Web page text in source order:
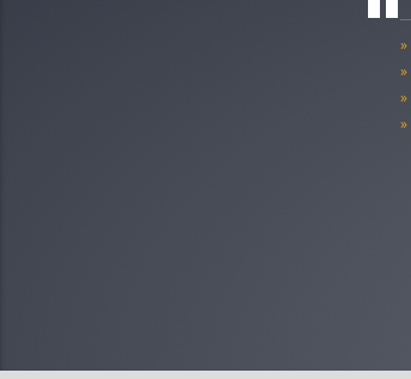
»
»
»
»